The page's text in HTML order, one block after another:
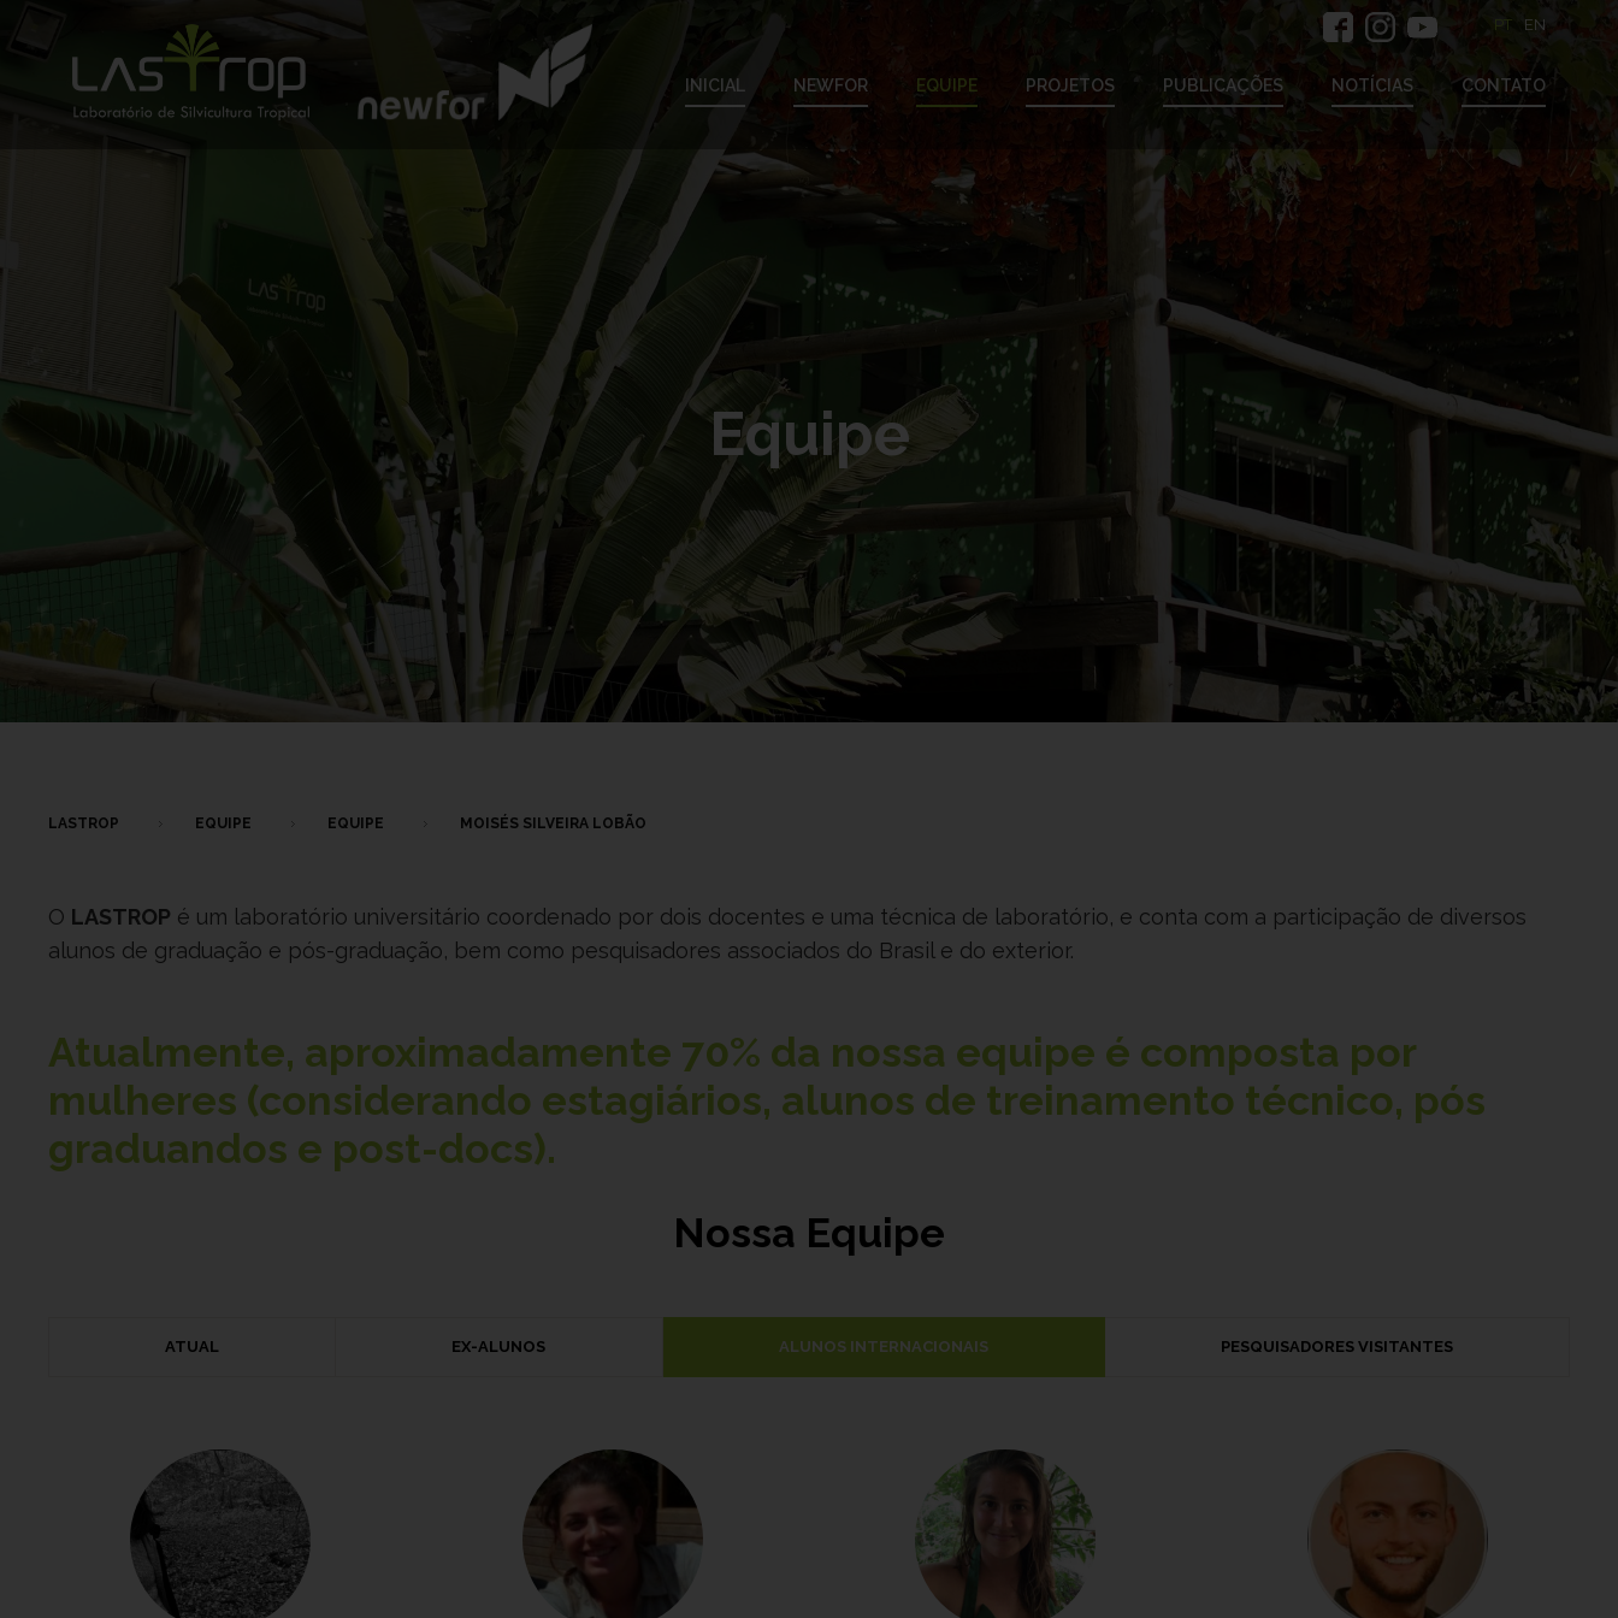
INICIAL NEWFOR EQUIPE PROJETOS PUBLICAÇÕES NOTÍCIAS CONTATO
PT EN
Equipe
LASTROP EQUIPE EQUIPE MOISÉS SILVEIRA LOBÃO
O LASTROP é um laboratório universitário coordenado por dois docentes e uma técnica de laboratório, e conta com a participação de diversos
alunos de graduação e pós-graduação, bem como pesquisadores associados do Brasil e do exterior.
Atualmente, aproximadamente 70% da nossa equipe é composta por
mulheres (considerando estagiários, alunos de treinamento técnico, pós
graduandos e post-docs).
Nossa Equipe
ATUAL EX-ALUNOS ALUNOS INTERNACIONAIS PESQUISADORES VISITANTES